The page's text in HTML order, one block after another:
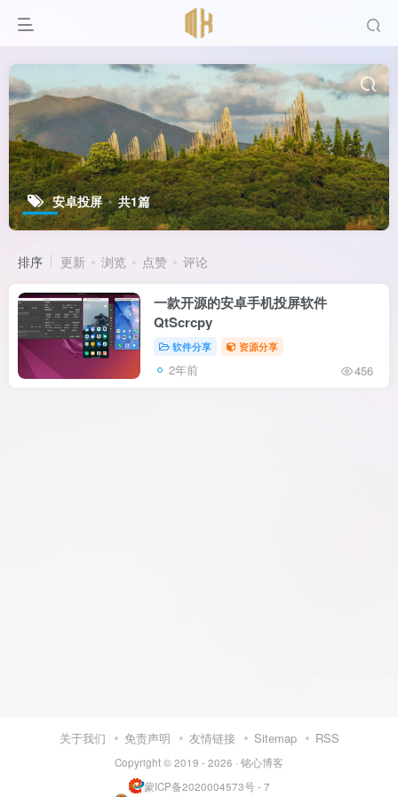
安卓投屏 共1篇
排序 更新 浏览 点赞 评论
一款开源的安卓手机投屏软件
QtScrcpy
软件分享 资源分享
2年前 456
关于我们 免责声明 友情链接 Sitemap RSS
Copyright © 2019 - 2026 · 铭心博客
蒙ICP备2020004573号 - 7